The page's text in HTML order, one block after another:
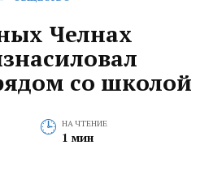
Челнах
со школой
НА ЧТЕНИЕ
1 мин